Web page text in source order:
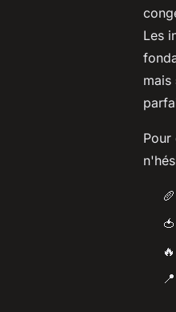
Les
mais
Pour
🥖
🍅
🔥
📍